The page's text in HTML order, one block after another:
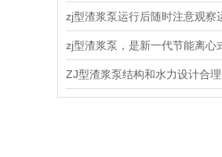
ZJ型渣浆泵结构和水力设计合理